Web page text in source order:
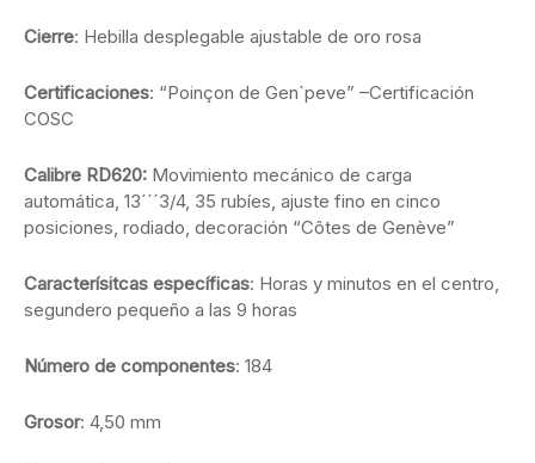
Cierre: Hebilla desplegable ajustable de oro rosa
Certificaciones: “Poinçon de Gen`peve” –Certificación
COSC
Calibre RD620: Movimiento mecánico de carga
automática, 13´´´3/4, 35 rubíes, ajuste fino en cinco
posiciones, rodiado, decoración “Côtes de Genève”
Caracterísitcas específicas: Horas y minutos en el centro,
segundero pequeño a las 9 horas
Número de componentes: 184
Grosor: 4,50 mm